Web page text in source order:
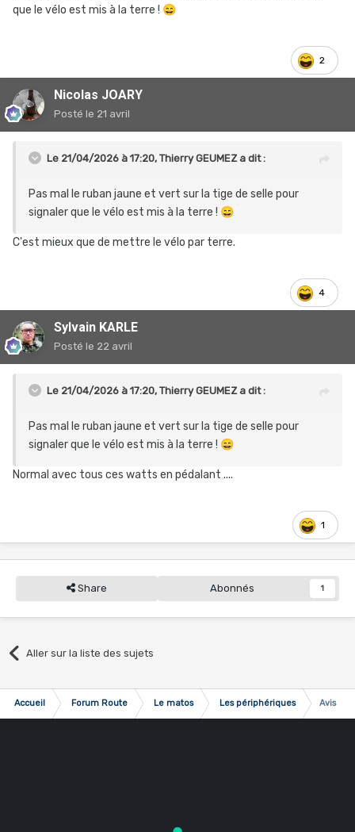
que le vélo est mis à la terre ! 😄
2
Nicolas JOARY
Posté le 21 avril
Le 21/04/2026 à 17:20, Thierry GEUMEZa dit :
Pas mal le ruban jaune et vert sur la tige de selle pour
signaler que le vélo est mis à la terre ! 😄
C'est mieux que de mettre le vélo par terre.
4
Sylvain KARLE
Posté le 22 avril
Le 21/04/2026 à 17:20, Thierry GEUMEZa dit :
Pas mal le ruban jaune et vert sur la tige de selle pour
signaler que le vélo est mis à la terre ! 😄
Normal avec tous ces watts en pédalant ....
1
Share Abonnés 1
Aller sur la liste des sujets
Accueil Forum Route Le matos Les périphériques Avis